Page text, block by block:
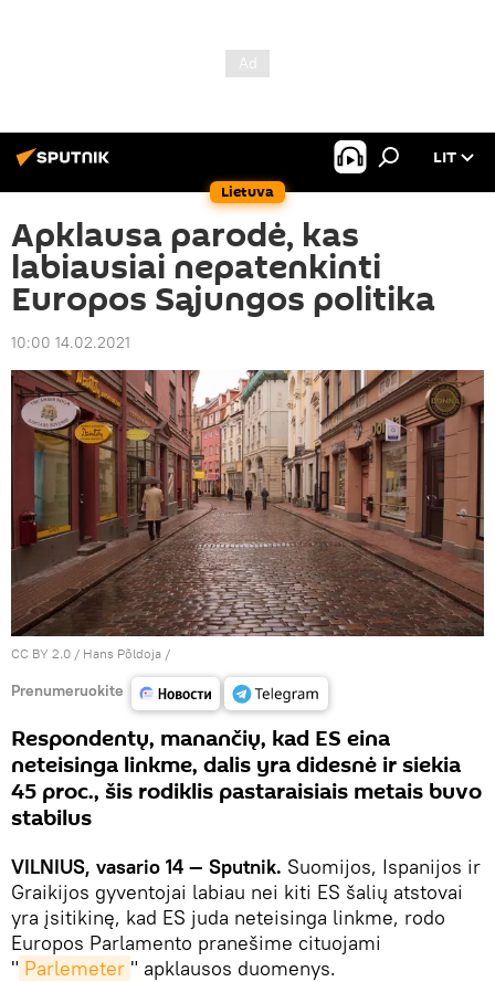
Lietuva
LIT
Apklausa parodė, kas
labiausiai nepatenkinti
Europos Sąjungos politika
10:00 14.02.2021
CC BY 2.0 / Hans Põldoja /
Prenumeruokite
Respondentų, manančių, kad ES eina
neteisinga linkme, dalis yra didesnė ir siekia
45 proc., šis rodiklis pastaraisiais metais buvo
stabilus
VILNIUS, vasario 14 — Sputnik. Suomijos, Ispanijos ir
Graikijos gyventojai labiau nei kiti ES šalių atstovai
yra įsitikinę, kad ES juda neteisinga linkme, rodo
Europos Parlamento pranešime cituojami
" Parlemeter " apklausos duomenys.